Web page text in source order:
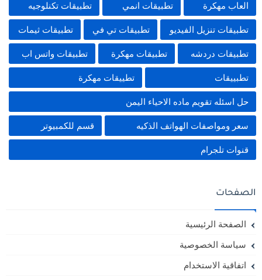
العاب مهكرة تطبيقات انمي تطبيقات تكنلوجيه
تطبيقات تنزيل الفيديو تطبيقات تي في تطبيقات ثيمات
تطبيقات دردشه تطبيقات مهكرة تطبيقات واتس اب
تطبييقات تطييقات مهكرة
حل اسئله تقويم ماده الاحياء اليمن
سعر ومواصفات الهواتف الذكيه قسم للكمبيوتر
قنوات تلجرام
الصفحات
الصفحة الرئيسية
سياسة الخصوصية
اتفاقية الاستخدام